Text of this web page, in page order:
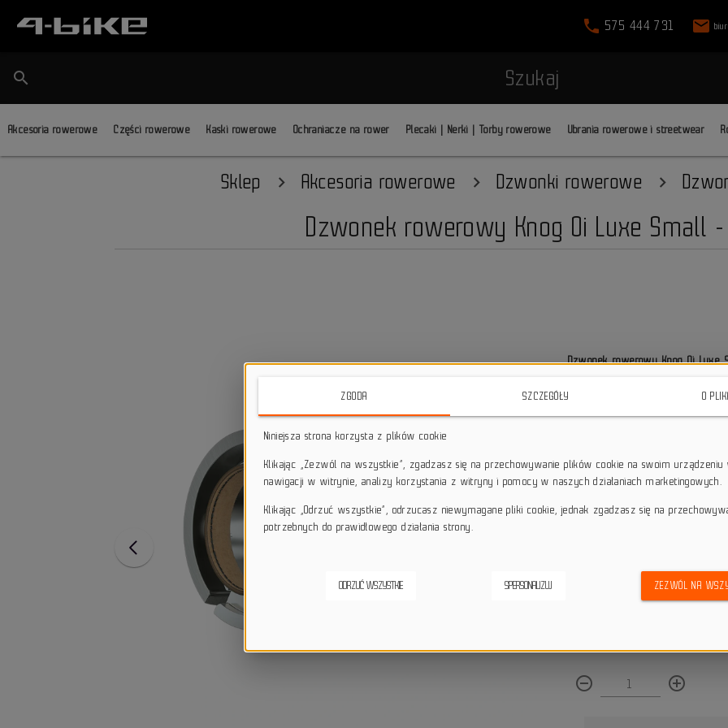
phone 575 444 731 mail
search Szukaj
Akcesoria rowerowe Części rowerowe Kaski rowerowe Ochraniacze na rower Plecaki | Nerki | Torby rowerowe Ubrania rowerowe i streetwear
Sklep Akcesoria rowerowe Dzwonki rowerowe
Dzwonek rowerowy Knog Oi Luxe Small
Dzwonek rowerowy Knog Oi Luxe
, zapewniający piękny i
materiałów, oferuje trwałość i
local_shipping Darmowa dostawa przy
remove_circle_outline add_circle_outline
ZGODA SZCZEGÓŁY O
Niniejsza strona korzysta z plików cookie
Klikając „Zezwól na wszystkie”, zgadzasz się na przechowywanie plików cookie na swoim urządzeniu
nawigacji w witrynie, analizy korzystania z witryny i pomocy w naszych działaniach marketingowych.
Klikając „Odrzuć wszystkie”, odrzucasz niewymagane pliki cookie, jednak zgadzasz się na
potrzebnych do prawidłowego działania strony.
ODRZUĆ WSZYSTKIE SPERSONALIZUJ ZEZWÓL NA